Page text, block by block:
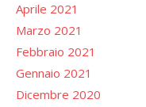
Aprile 2021
Marzo 2021
Febbraio 2021
Gennaio 2021
Dicembre 2020